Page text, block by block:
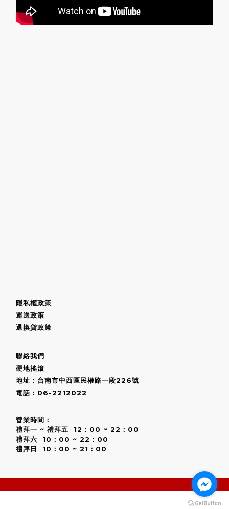
BUY NOW
隱私權政策
運送政策
退換貨政策
聯絡我們
硬地搖滾
地址：台南市中西區民權路一段226號
電話：06-2212022
營業時間：
禮拜一 ~ 禮拜五 12：00 ~ 22：00
禮拜六 10：00 ~ 22：00
禮拜日 10：00 ~ 21：00